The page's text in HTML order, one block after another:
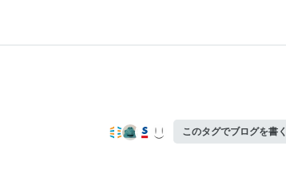
このタグでブログを書く